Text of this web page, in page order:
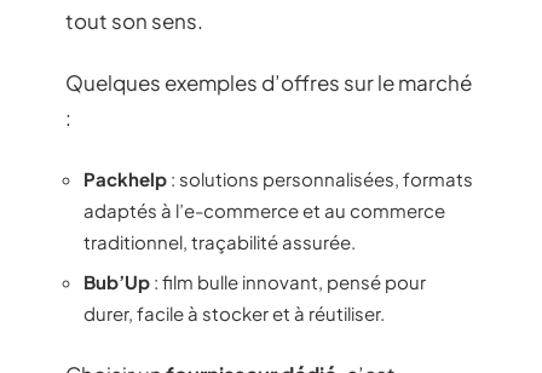
tout son sens.
Quelques exemples d’offres sur le marché
:
Packhelp : solutions personnalisées, formats
adaptés à l’e-commerce et au commerce
traditionnel, traçabilité assurée.
Bub’Up : film bulle innovant, pensé pour
durer, facile à stocker et à réutiliser.